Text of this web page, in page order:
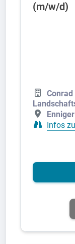
(m/w/d)
Infos